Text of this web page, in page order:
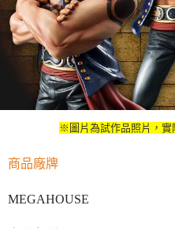
※圖片為試作品照片，
商品廠牌
MEGAHOUSE